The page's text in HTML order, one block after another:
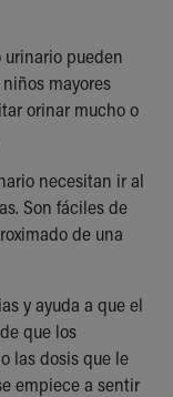
Zips
pueden
mayores
orinar mucho o
necesitan ir al
Son fáciles de
de una
y ayuda a que el
que los
las dosis que le
empiece a sentir